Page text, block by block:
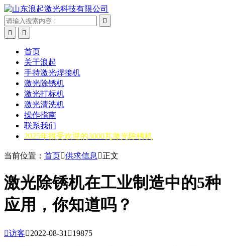



首页
关于浪起
手持激光焊接机
激光除锈机
激光打标机
激光清洗机
操作指南
联系我们
2025年很受欢迎的3000瓦激光除锈机
当前位置： 首页供求信息 正文
激光除锈机在工业制造中的5种
应用，你知道吗？
访客2022-08-31 19875